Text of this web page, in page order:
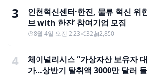
3
인천혁신센터·한진, 물류 혁신 위
브 with 한진’ 참여기업 모집
8월 4일 오전 2:23 32 2,850
4
체이널리시스 “가상자산 보유자
가…상반기 탈취액 3000만 달러